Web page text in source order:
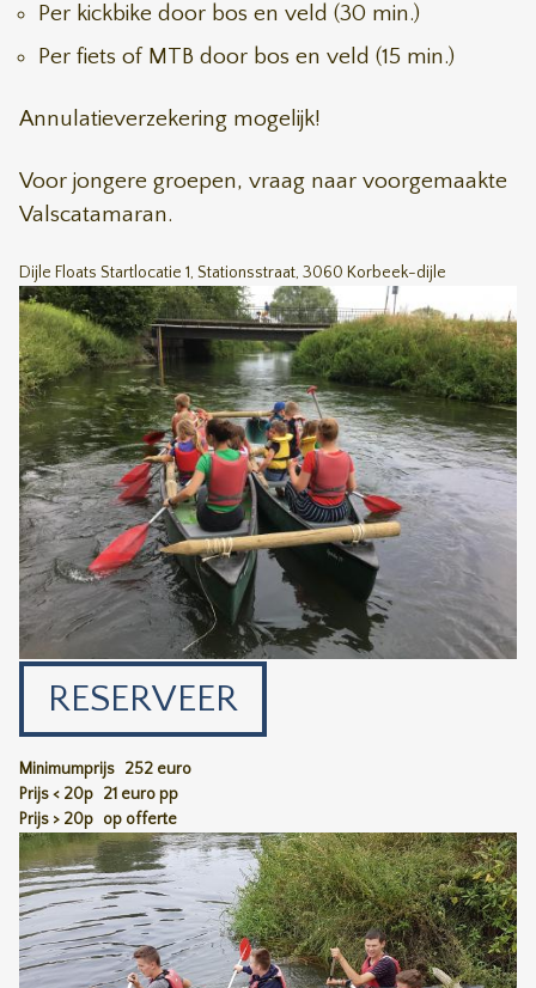
Per kickbike door bos en veld (30 min.)
Per fiets of MTB door bos en veld (15 min.)
Annulatieverzekering mogelijk!
Voor jongere groepen, vraag naar voorgemaakte
Valscatamaran.
Dijle Floats Startlocatie 1, Stationsstraat, 3060 Korbeek-dijle
RESERVEER
Minimumprijs 252 euro
Prijs < 20p 21 euro pp
Prijs > 20p op offerte